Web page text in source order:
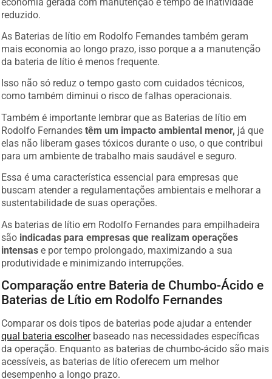
reduzido.
As Baterias de lítio em Rodolfo Fernandes também geram
mais economia ao longo prazo, isso porque a a manutenção
da bateria de lítio é menos frequente.
Isso não só reduz o tempo gasto com cuidados técnicos,
como também diminui o risco de falhas operacionais.
Também é importante lembrar que as Baterias de lítio em
Rodolfo Fernandestêm um impacto ambiental menor, já que
elas não liberam gases tóxicos durante o uso, o que contribui
para um ambiente de trabalho mais saudável e seguro.
Essa é uma característica essencial para empresas que
buscam atender a regulamentações ambientais e melhorar a
sustentabilidade de suas operações.
As baterias de lítio em Rodolfo Fernandes para empilhadeira
são indicadas para empresas que realizam operações
intensas e por tempo prolongado, maximizando a sua
produtividade e minimizando interrupções.
Comparação entre Bateria de Chumbo-Ácido e
Baterias de Lítio em Rodolfo Fernandes
Comparar os dois tipos de baterias pode ajudar a entender
qual bateria escolherbaseado nas necessidades específicas
da operação. Enquanto as baterias de chumbo-ácido são mais
acessíveis, as baterias de lítio oferecem um melhor
desempenho a longo prazo.